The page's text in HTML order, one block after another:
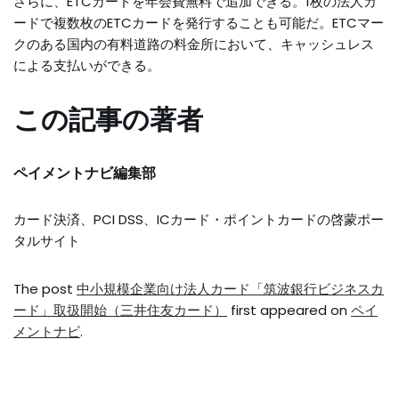
ードで複数枚のETCカードを発行することも可能だ。ETCマー
クのある国内の有料道路の料金所において、キャッシュレス
による支払いができる。
この記事の著者
ペイメントナビ編集部
カード決済、PCI DSS、ICカード・ポイントカードの啓蒙ポー
タルサイト
The post 中小規模企業向け法人カード「筑波銀行ビジネスカ
ード」取扱開始（三井住友カード）
first appeared on ペイ
メントナビ.